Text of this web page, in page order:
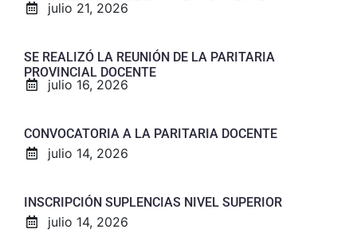
julio 21, 2026
SE REALIZÓ LA REUNIÓN DE LA PARITARIA
PROVINCIAL DOCENTE
julio 16, 2026
CONVOCATORIA A LA PARITARIA DOCENTE
julio 14, 2026
INSCRIPCIÓN SUPLENCIAS NIVEL SUPERIOR
julio 14, 2026